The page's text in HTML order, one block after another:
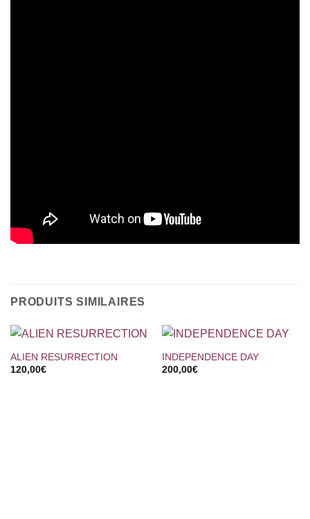
PRODUITS SIMILAIRES
ALIEN RESURRECTION
120,00€
INDEPENDENCE DAY
200,00€